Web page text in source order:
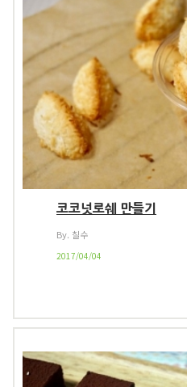
코코넛로쉐 만들기
By. 칠수
2017/04/04